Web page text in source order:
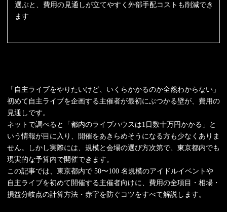
選ぶと、費用の見通しが立てやすく外部手配コストも削減でき
ます
「自主ライブをやりたいけど、いくらかかるのか全然わからない」
初めて自主ライブを企画する主催者が最初にぶつかる壁が、費用の
見通しです。
ネットで調べると「都内のライブハウスは1日数十万円かかる」と
いう情報が目に入り、開催をあきらめそうになる方も少なくありま
せん。しかし実際には、規模と会場の選び方次第で、東京都内でも
現実的な予算内で開催できます。
この記事では、東京都内で 50〜100 名規模のアイドルイベントや
自主ライブを初めて開催する主催者向けに、費用の全項目・相場・
損益分岐点の計算方法・赤字を防ぐコツをすべて解説します。